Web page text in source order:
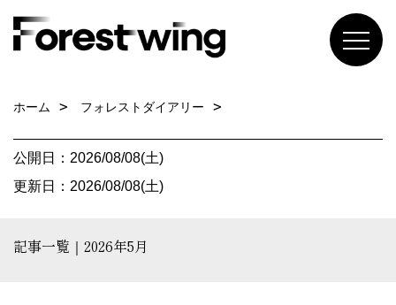
ホーム フォレストダイアリー
公開日：2026/08/08(土)
更新日：2026/08/08(土)
記事一覧｜2026年5月